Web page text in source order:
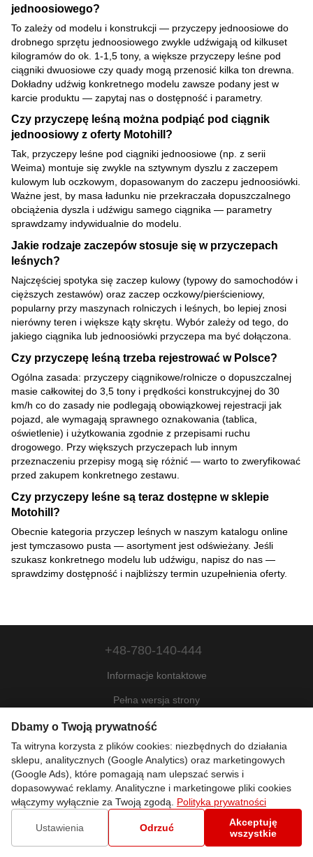
jednoosiowego?
To zależy od modelu i konstrukcji — przyczepy jednoosiowe do
drobnego sprzętu jednoosiowego zwykle udźwigają od kilkuset
kilogramów do ok. 1-1,5 tony, a większe przyczepy leśne pod
ciągniki dwuosiowe czy quady mogą przenosić kilka ton drewna.
Dokładny udźwig konkretnego modelu zawsze podany jest w
karcie produktu — zapytaj nas o dostępność i parametry.
Czy przyczepę leśną można podpiąć pod ciągnik
jednoosiowy z oferty Motohill?
Tak, przyczepy leśne pod ciągniki jednoosiowe (np. z serii
Weima) montuje się zwykle na sztywnym dyszlu z zaczepem
kulowym lub oczkowym, dopasowanym do zaczepu jednoosiówki.
Ważne jest, by masa ładunku nie przekraczała dopuszczalnego
obciążenia dyszla i udźwigu samego ciągnika — parametry
sprawdzamy indywidualnie do modelu.
Jakie rodzaje zaczepów stosuje się w przyczepach
leśnych?
Najczęściej spotyka się zaczep kulowy (typowy do samochodów i
cięższych zestawów) oraz zaczep oczkowy/pierścieniowy,
popularny przy maszynach rolniczych i leśnych, bo lepiej znosi
nierówny teren i większe kąty skrętu. Wybór zależy od tego, do
jakiego ciągnika lub jednoosiówki przyczepa ma być dołączona.
Czy przyczepę leśną trzeba rejestrować w Polsce?
Ogólna zasada: przyczepy ciągnikowe/rolnicze o dopuszczalnej
masie całkowitej do 3,5 tony i prędkości konstrukcyjnej do 30
km/h co do zasady nie podlegają obowiązkowej rejestracji jak
pojazd, ale wymagają sprawnego oznakowania (tablica,
oświetlenie) i użytkowania zgodnie z przepisami ruchu
drogowego. Przy większych przyczepach lub innym
przeznaczeniu przepisy mogą się różnić — warto to zweryfikować
przed zakupem konkretnego zestawu.
Czy przyczepy leśne są teraz dostępne w sklepie
Motohill?
Obecnie kategoria przyczep leśnych w naszym katalogu online
jest tymczasowo pusta — asortyment jest odświeżany. Jeśli
szukasz konkretnego modelu lub udźwigu, napisz do nas —
sprawdzimy dostępność i najbliższy termin uzupełnienia oferty.
+48-780-140-444
Informacje kontaktowe
Pełna wersja strony
Mapa strony
© 2022—2026
Motohill Poland
Pl Укр Рус Eng
Sklep internetowy zbudowany z Horoshop
Ustawienia plików cookie
Dbamy o Twoją prywatność
Ta witryna korzysta z plików cookies: niezbędnych do działania
sklepu, analitycznych (Google Analytics) oraz marketingowych
(Google Ads), które pomagają nam ulepszać serwis i
dopasowywać reklamy. Analityczne i marketingowe pliki cookies
włączymy wyłącznie za Twoją zgodą. Polityka prywatności
Ustawienia Odrzuć
Akceptuję
wszystkie